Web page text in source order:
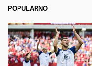
POPULARNO